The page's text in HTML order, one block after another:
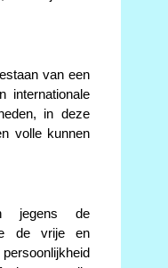
van een
internationale
in deze
volle kunnen
jegens de
de vrije en